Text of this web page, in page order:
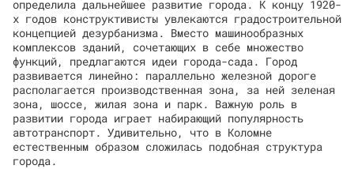
определила дальнейшее развитие города. К концу 1920-
х годов конструктивисты увлекаются градостроительной
концепцией дезурбанизма. Вместо машинообразных
комплексов зданий, сочетающих в себе множество
функций, предлагаются идеи города-сада. Город
развивается линейно: параллельно железной дороге
располагается производственная зона, за ней зеленая
зона, шоссе, жилая зона и парк. Важную роль в
развитии города играет набирающий популярность
автотранспорт. Удивительно, что в Коломне
естественным образом сложилась подобная структура
города.